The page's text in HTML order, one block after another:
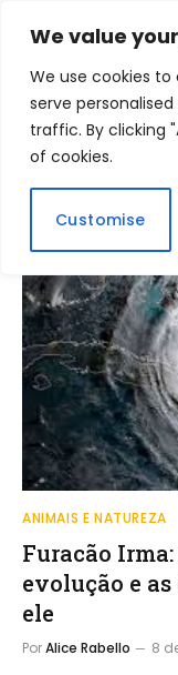
We value
We use cookies
serve
traffic. By clicking
of cookies.
Customise
Home » Posts
BROWSING:
ANIMAIS E NATUREZA
Furacão
evolução e
ele
PorAlice Rabello 8